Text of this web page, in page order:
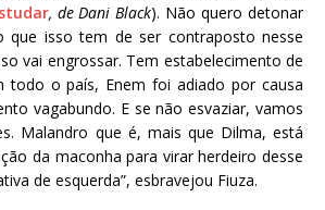
, de Dani Black). Não quero detonar
que isso tem de ser contraposto nesse
vai engrossar. Tem estabelecimento de
todo o país, Enem foi adiado por causa
vagabundo. E se não esvaziar, vamos
Malandro que é, mais que Dilma, está
da maconha para virar herdeiro desse
de esquerda”, esbravejou Fiuza.